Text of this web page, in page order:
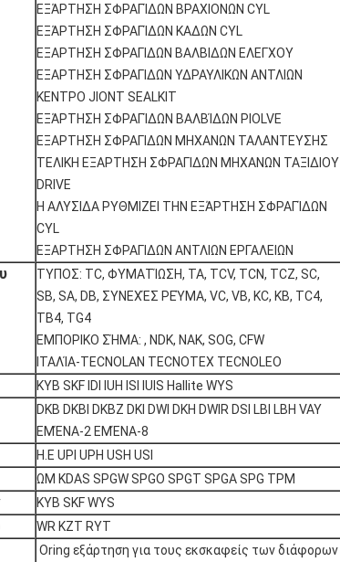
ΕΞΆΡΤΗΣΗ ΣΦΡΑΓΊΔΩΝ ΒΡΑΧΙΟΝΩΝ CYL
ΕΞΆΡΤΗΣΗ ΣΦΡΑΓΊΔΩΝ ΚΑΔΩΝ CYL
ΕΞΑΡΤΗΣΗ ΣΦΡΑΓΙΔΩΝ ΒΑΛΒΙΔΩΝ ΕΛΕΓΧΟΥ
ΕΞΑΡΤΗΣΗ ΣΦΡΑΓΙΔΩΝ ΥΔΡΑΥΛΙΚΩΝ ΑΝΤΛΙΩΝ
ΚΕΝΤΡΟ JIONT SEALKIT
ΕΞΆΡΤΗΣΗ ΣΦΡΑΓΊΔΩΝ ΒΑΛΒΊΔΩΝ PIOLVE
ΕΞΑΡΤΗΣΗ ΣΦΡΑΓΙΔΩΝ ΜΗΧΑΝΩΝ ΤΑΛΑΝΤΕΥΣΗΣ
ΤΕΛΙΚΗ ΕΞΑΡΤΗΣΗ ΣΦΡΑΓΙΔΩΝ ΜΗΧΑΝΩΝ ΤΑΞΙΔΙΟΥ
DRIVE
Η ΑΛΥΣΙΔΑ ΡΥΘΜΙΖΕΙ ΤΗΝ ΕΞΆΡΤΗΣΗ ΣΦΡΑΓΊΔΩΝ
CYL
ΕΞΑΡΤΗΣΗ ΣΦΡΑΓΙΔΩΝ ΑΝΤΛΙΩΝ ΕΡΓΑΛΕΙΩΝ
ΤΥΠΟΣ: TC, ΦΥΜΑΤΊΩΣΗ, TA, TCV, TCN, TCZ, SC,
SB, SA, DB, ΣΥΝΕΧΈΣ ΡΕΎΜΑ, VC, VB, KC, KB, TC4,
TB4, TG4
ΕΜΠΟΡΙΚΟ ΣΉΜΑ: , NDK, NAK, SOG, CFW
ΙΤΑΛΊΑ-TECNOLAN TECNOTEX TECNOLEO
KYB SKF IDI IUH ISI IUIS Hallite WYS
DKB DKBI DKBZ DKI DWI DKH DWIR DSI LBI LBH VAY
ΕΜΈΝΑ-2 ΕΜΈΝΑ-8
Η.Ε UPI UPH USH USI
ΩΜ KDAS SPGW SPGO SPGT SPGA SPG TPM
KYB SKF WYS
WR KZT RYT
Oring εξάρτηση για τους εκσκαφείς των διάφορων